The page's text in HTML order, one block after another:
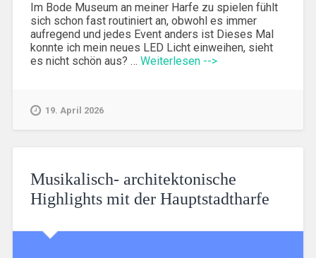
Im Bode Museum an meiner Harfe zu spielen fühlt
sich schon fast routiniert an, obwohl es immer
aufregend und jedes Event anders ist Dieses Mal
konnte ich mein neues LED Licht einweihen, sieht
es nicht schön aus? … Weiterlesen -->
19. April 2026
Musikalisch- architektonische
Highlights mit der Hauptstadtharfe